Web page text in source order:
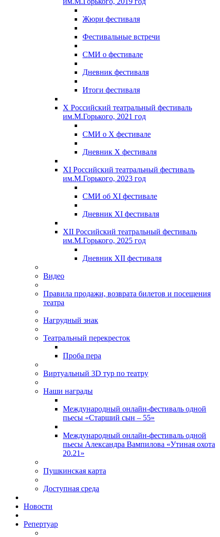
Жюри фестиваля
Фестивальные встречи
СМИ о фестивале
Дневник фестиваля
Итоги фестиваля
X Российский театральный фестиваль
им.М.Горького, 2021 год
СМИ о X фестивале
Дневник X фестиваля
XI Российский театральный фестиваль
им.М.Горького, 2023 год
СМИ об XI фестивале
Дневник XI фестиваля
XII Российский театральный фестиваль
им.М.Горького, 2025 год
Дневник XII фестиваля
Видео
Правила продажи, возврата билетов и посещения
театра
Нагрудный знак
Театральный перекресток
Проба пера
Виртуальный 3D тур по театру
Наши награды
Международный онлайн-фестиваль одной
пьесы «Старший сын – 55»
Международный онлайн-фестиваль одной
пьесы Александра Вампилова «Утиная охота
20.21»
Пушкинская карта
Доступная среда
Новости
Репертуар